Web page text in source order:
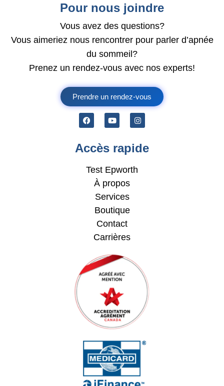
Pour nous joindre
Vous avez des questions?
Vous aimeriez nous rencontrer pour parler d’apnée
du sommeil?
Prenez un rendez-vous avec nos experts!
Prendre un rendez-vous
Accès rapide
Test Epworth
À propos
Services
Boutique
Contact
Carrières